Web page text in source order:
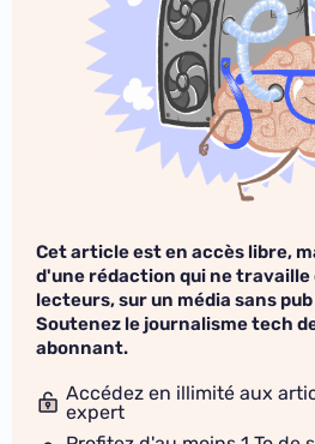
Cet article est en accès libre,
d'une rédaction qui ne travaille
lecteurs, sur un média sans
Soutenez le journalisme tech
abonnant.
Accédez en illimité aux
expert